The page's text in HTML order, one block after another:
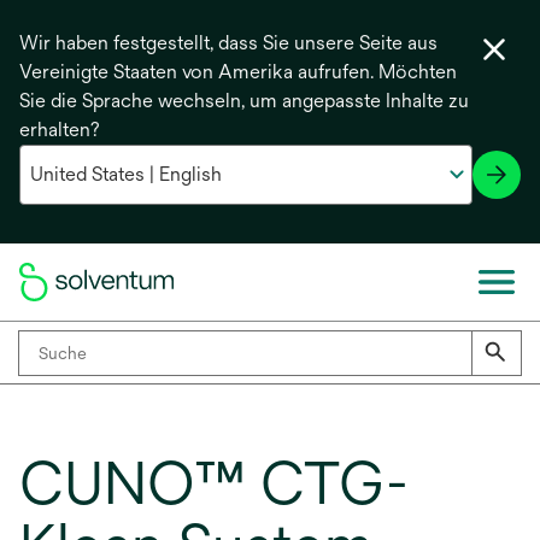
Wir haben festgestellt, dass Sie unsere Seite aus
Vereinigte Staaten von Amerika aufrufen. Möchten
Sie die Sprache wechseln, um angepasste Inhalte zu
erhalten?
CUNO™ CTG-